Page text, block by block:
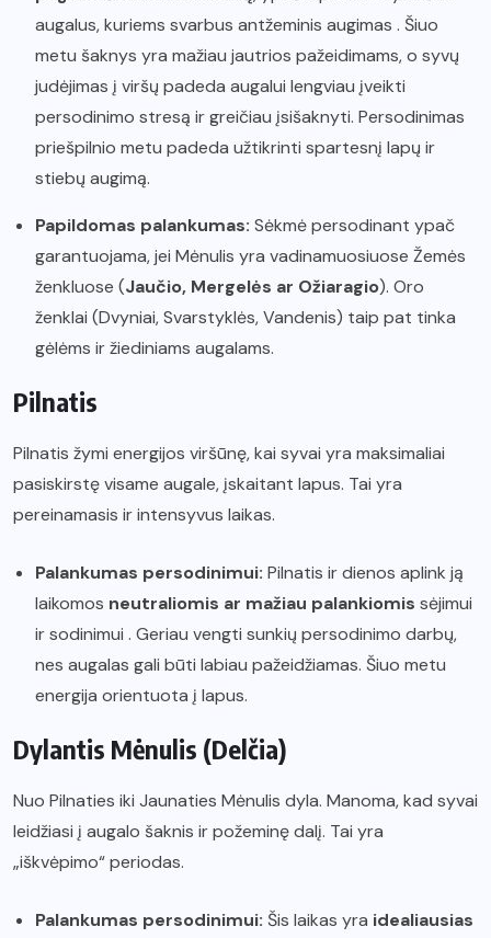
augalus, kuriems svarbus antžeminis augimas . Šiuo
metu šaknys yra mažiau jautrios pažeidimams, o syvų
judėjimas į viršų padeda augalui lengviau įveikti
persodinimo stresą ir greičiau įsišaknyti. Persodinimas
priešpilnio metu padeda užtikrinti spartesnį lapų ir
stiebų augimą.
Papildomas palankumas: Sėkmė persodinant ypač
garantuojama, jei Mėnulis yra vadinamuosiuose Žemės
ženkluose (Jaučio, Mergelės ar Ožiaragio). Oro
ženklai (Dvyniai, Svarstyklės, Vandenis) taip pat tinka
gėlėms ir žiediniams augalams.
Pilnatis
Pilnatis žymi energijos viršūnę, kai syvai yra maksimaliai
pasiskirstę visame augale, įskaitant lapus. Tai yra
pereinamasis ir intensyvus laikas.
Palankumas persodinimui: Pilnatis ir dienos aplink ją
laikomos neutraliomis ar mažiau palankiomis sėjimui
ir sodinimui . Geriau vengti sunkių persodinimo darbų,
nes augalas gali būti labiau pažeidžiamas. Šiuo metu
energija orientuota į lapus.
Dylantis Mėnulis (Delčia)
Nuo Pilnaties iki Jaunaties Mėnulis dyla. Manoma, kad syvai
leidžiasi į augalo šaknis ir požeminę dalį. Tai yra
„iškvėpimo“ periodas.
Palankumas persodinimui: Šis laikas yra idealiausias